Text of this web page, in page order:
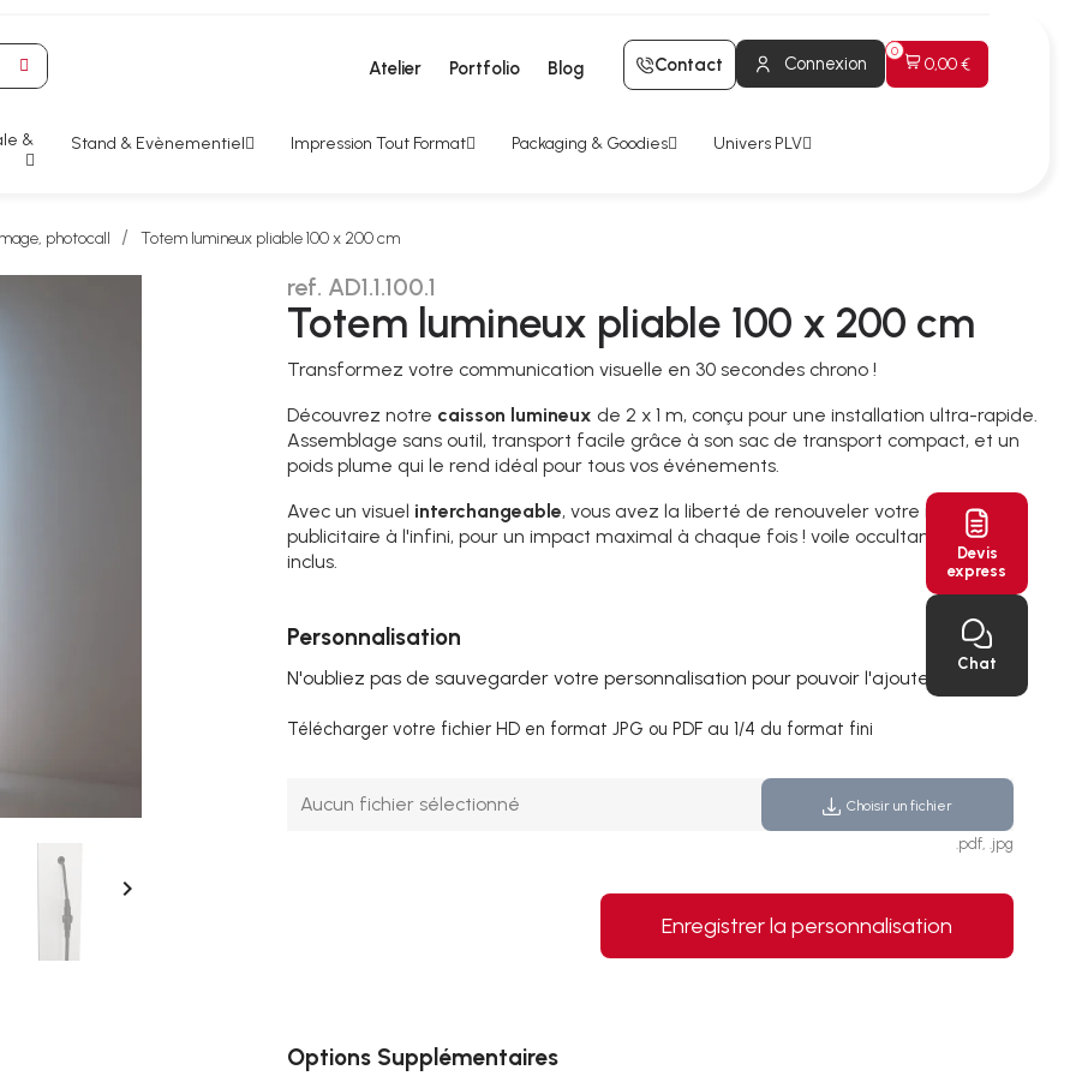
Atelier Portfolio Blog Contact Connexion 0,00 €
& Stand & Evènementiel Impression Tout Format Packaging & Goodies Univers PLV
photocall Totem lumineux pliable 100 x 200 cm

ref. AD1.1.100.1
Totem lumineux pliable 100 x 200 cm
Transformez votre communication visuelle en 30 secondes chrono !
Découvrez notre caisson lumineux de 2 x 1 m, conçu pour une installation ultra-rapide.
Assemblage sans outil, transport facile grâce à son sac de transport compact, et un
poids plume qui le rend idéal pour tous vos événements.
Avec un visuel interchangeable, vous avez la liberté de renouveler votre message
publicitaire à l'infini, pour un impact maximal à chaque fois ! voile occultant au dos
inclus.
Personnalisation
N'oubliez pas de sauvegarder votre personnalisation pour pouvoir l'ajouter au panier
Télécharger votre fichier HD en format JPG ou PDF au 1/4 du format fini
Aucun fichier sélectionné Choisir un fichier
.pdf, .jpg
Enregistrer la personnalisation
Options Supplémentaires
Devis
express
Chat